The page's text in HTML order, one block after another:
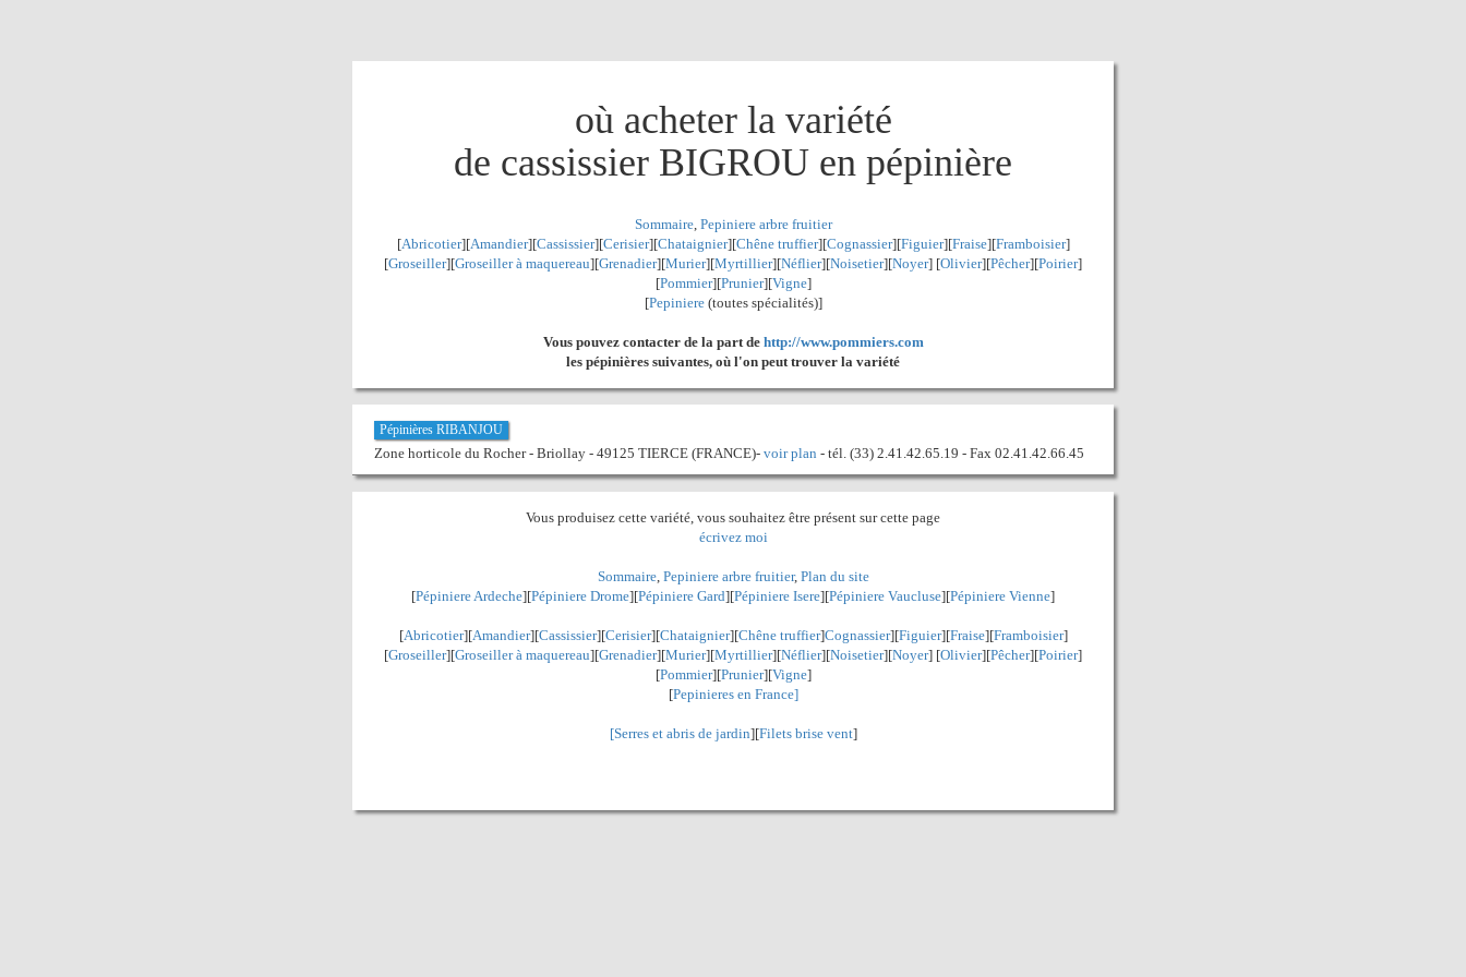
où acheter la variété
de cassissier BIGROU en pépinière
Sommaire, Pepiniere arbre fruitier
[Abricotier][Amandier][Cassissier][Cerisier][Chataignier][Chêne truffier][Cognassier][Figuier][Fraise][Framboisier]
[Groseiller][Groseiller à maquereau][Grenadier][Murier][Myrtillier][Néflier][Noisetier][Noyer] [Olivier][Pêcher][Poirier]
[Pommier][Prunier][Vigne]
[Pepiniere(toutes spécialités)]
Vous pouvez contacter de la part de http://www.pommiers.com
les pépinières suivantes, où l'on peut trouver la variété
Pépinières RIBANJOU
Zone horticole du Rocher - Briollay - 49125 TIERCE (FRANCE)- voir plan - tél. (33) 2.41.42.65.19 - Fax 02.41.42.66.45
Vous produisez cette variété, vous souhaitez être présent sur cette page
écrivez moi
Sommaire, Pepiniere arbre fruitier, Plan du site
[Pépiniere Ardeche][Pépiniere Drome][Pépiniere Gard][Pépiniere Isere][Pépiniere Vaucluse][Pépiniere Vienne]
[Abricotier][Amandier][Cassissier][Cerisier][Chataignier][Chêne truffier]Cognassier][Figuier][Fraise][Framboisier]
[Groseiller][Groseiller à maquereau][Grenadier][Murier][Myrtillier][Néflier][Noisetier][Noyer] [Olivier][Pêcher][Poirier]
[Pommier][Prunier][Vigne]
[Pepinieres en France]
[Serres et abris de jardin][Filets brise vent]